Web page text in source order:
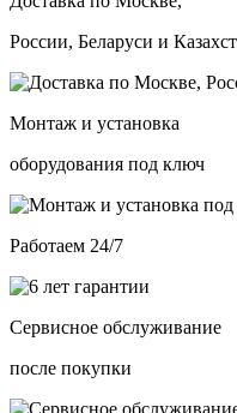
России, Беларуси и
Монтаж и установка
оборудования под ключ
Работаем 24/7
Сервисное обслуживание
после покупки